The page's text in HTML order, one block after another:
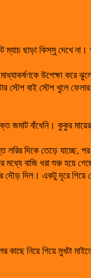
ম্যাচ ছাড়া কিস্‌সু দেখে
উপেক্ষা করে
স্টেপ বাই স্টেপ খুলে
জমাট বাঁধেনি। কুকুর
দিকে তেড়ে যাচ্ছে,
বাজি ধরা শুরু হয়ে
দৌড় দিল। একটু দূরে গিয়ে
কাছে নিয়ে গিয়ে মুখটা